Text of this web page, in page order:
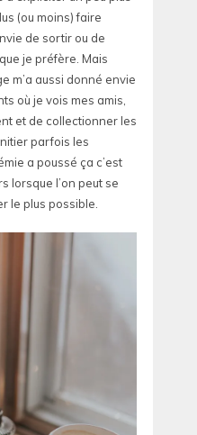
(ou moins) faire
de sortir ou de
je préfère. Mais
m’a aussi donné envie
où je vois mes amis,
et de collectionner les
parfois les
a poussé ça c’est
lorsque l’on peut se
le plus possible.